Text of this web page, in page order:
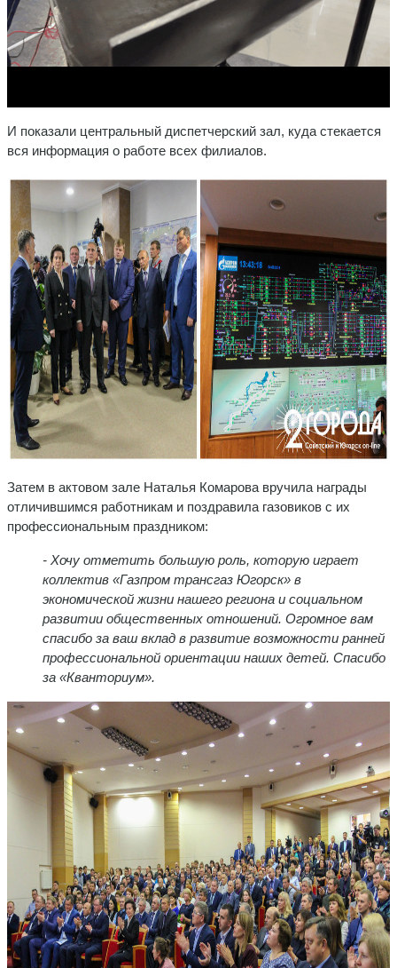
И показали центральный диспетчерский зал, куда стекается
вся информация о работе всех филиалов.
Затем в актовом зале Наталья Комарова вручила награды
отличившимся работникам и поздравила газовиков с их
профессиональным праздником:
- Хочу отметить большую роль, которую играет
коллектив «Газпром трансгаз Югорск» в
экономической жизни нашего региона и социальном
развитии общественных отношений. Огромное вам
спасибо за ваш вклад в развитие возможности ранней
профессиональной ориентации наших детей. Спасибо
за «Кванториум».